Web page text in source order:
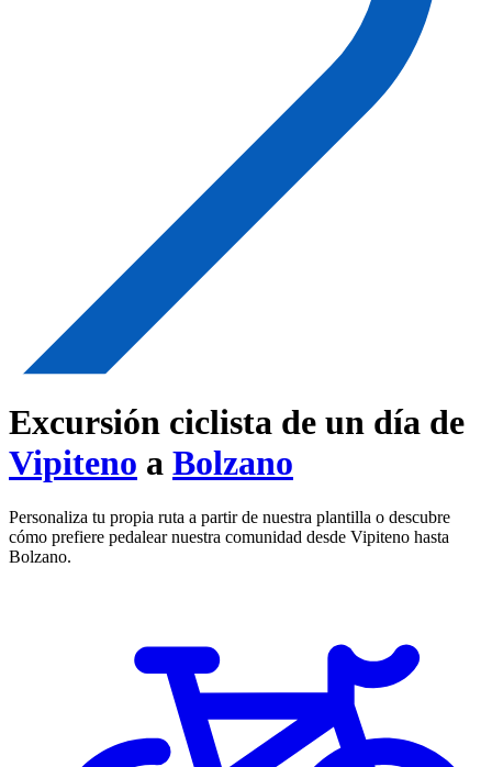
Excursión ciclista de un día de
Vipiteno a Bolzano
Personaliza tu propia ruta a partir de nuestra plantilla o descubre
cómo prefiere pedalear nuestra comunidad desde Vipiteno hasta
Bolzano.